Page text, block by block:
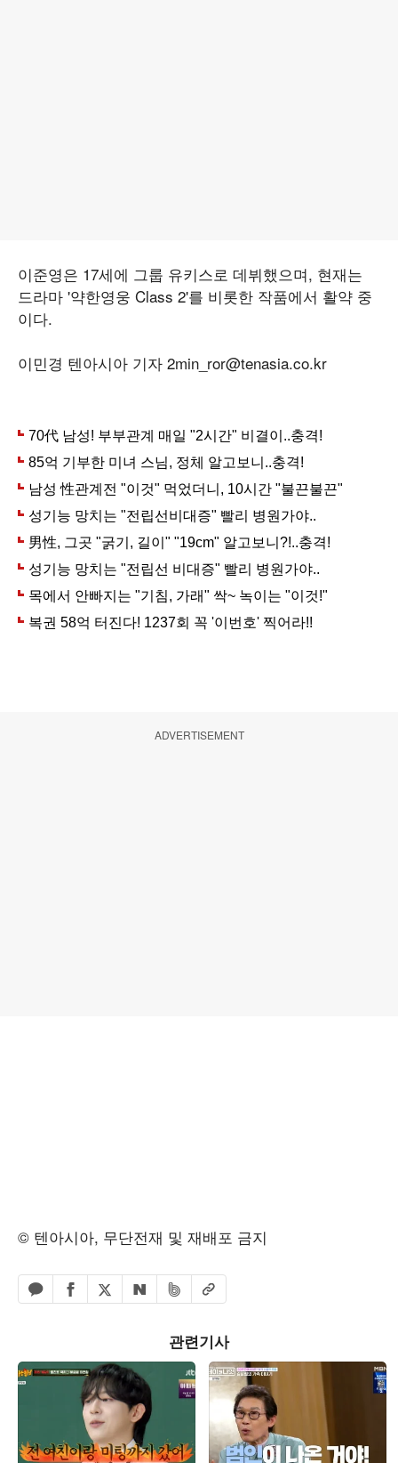
이준영은 17세에 그룹 유키스로 데뷔했으며, 현재는
드라마 '약한영웅 Class 2'를 비롯한 작품에서 활약 중
이다.
이민경 텐아시아 기자 2min_ror@tenasia.co.kr
ADVERTISEMENT
© 텐아시아, 무단전재 및 재배포 금지
카카오톡 공유하기
페이스북 공유하기
엑스 공유하기
네이버 공유하기
밴드 공유하기
URL복사
관련기사